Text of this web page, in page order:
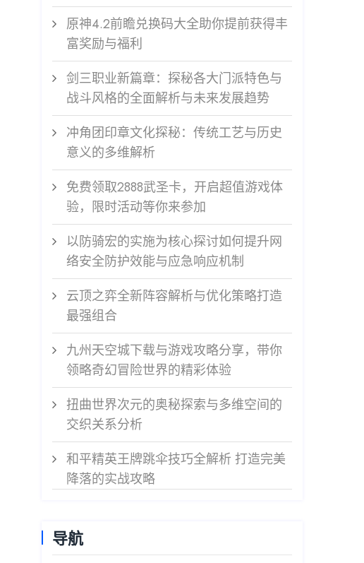
原神4.2前瞻兑换码大全助你提前获得丰
富奖励与福利
剑三职业新篇章：探秘各大门派特色与
战斗风格的全面解析与未来发展趋势
冲角团印章文化探秘：传统工艺与历史
意义的多维解析
免费领取2888武圣卡，开启超值游戏体
验，限时活动等你来参加
以防骑宏的实施为核心探讨如何提升网
络安全防护效能与应急响应机制
云顶之弈全新阵容解析与优化策略打造
最强组合
九州天空城下载与游戏攻略分享，带你
领略奇幻冒险世界的精彩体验
扭曲世界次元的奥秘探索与多维空间的
交织关系分析
和平精英王牌跳伞技巧全解析 打造完美
降落的实战攻略
导航